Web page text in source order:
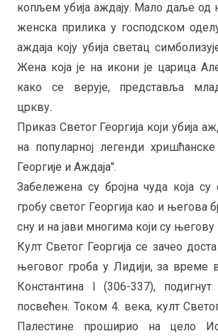
копљем убија аждају. Мало даље од
женска прилика у господском
аждаја коју убија светац
Жена која је на икони је царица
како се верује, представља
цркву.
Приказ Светог Георгија који убија
на популарној легенди
Георгије и Аждаја".
Забележена су бројна чуда која
гробу светог Георгија као и његова
сну и на јави многима који су
Култ Светог Георгија се зачео
његовог гроба у Лидији, за време
Константина I (306-337),
посвећен. Током 4. века, култ
Палестине проширио на цело